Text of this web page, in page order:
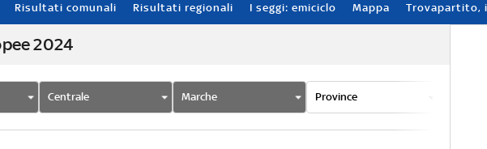
Risultati comunali Risultati regionali I seggi: emiciclo Mappa Trovapartito,
2024
Centrale Marche Province